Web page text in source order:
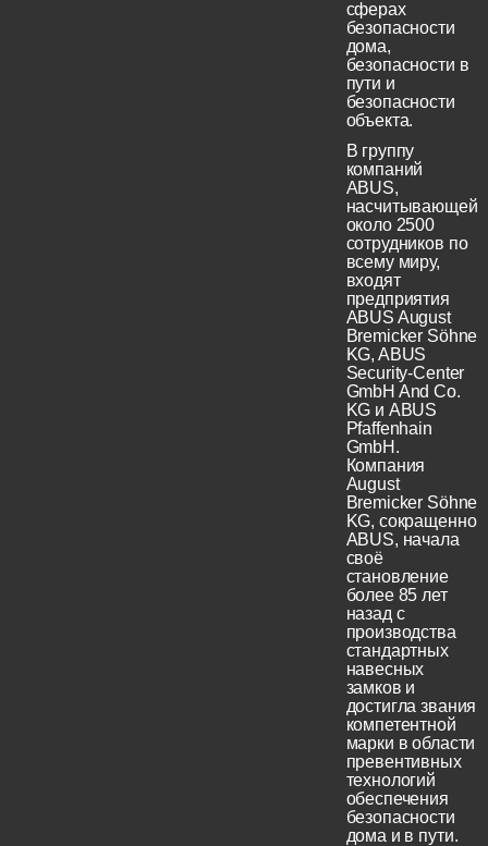
сферах
безопасности
дома,
безопасности в
пути и
безопасности
объекта.
В группу
компаний
ABUS,
насчитывающей
около 2500
сотрудников по
всему миру,
входят
предприятия
ABUS August
Bremicker Söhne
KG, ABUS
Security-Center
GmbH And Co.
KG и ABUS
Pfaffenhain
GmbH.
Компания
August
Bremicker Söhne
KG, сокращенно
ABUS, начала
своё
становление
более 85 лет
назад с
производства
стандартных
навесных
замков и
достигла звания
компетентной
марки в области
превентивных
технологий
обеспечения
безопасности
дома и в пути.